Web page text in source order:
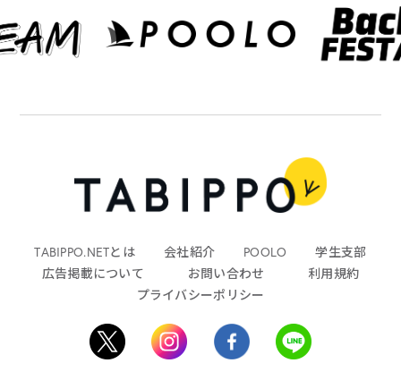
TABIPPO.NETとは 会社紹介 POOLO
学生支部
広告掲載について
お問い合わせ
利用規約
プライバシーポリシー